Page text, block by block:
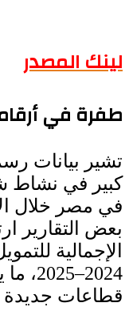
لينك المصدر
طفرة في
تشير بيانات
كبير في نشاط
في مصر خلال
بعض التقارير
الإجمالية
قطاعات جديدة